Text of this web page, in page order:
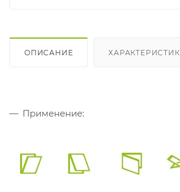
ОПИСАНИЕ
Применение: